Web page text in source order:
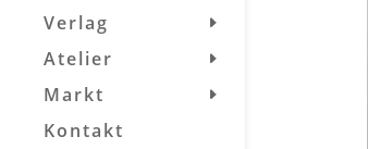
Verlag
Atelier
Markt
Kontakt